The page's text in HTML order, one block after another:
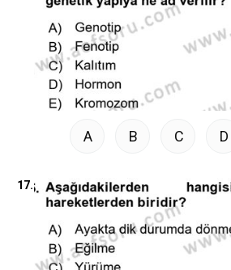
A B C D
17.